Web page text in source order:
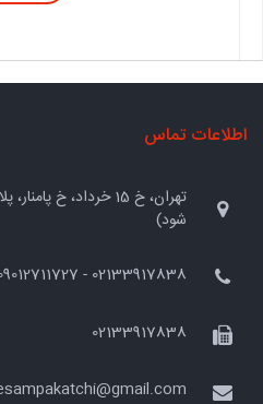
اطلاعات تماس
شود)
02133917838 - 09012711727
02133917838